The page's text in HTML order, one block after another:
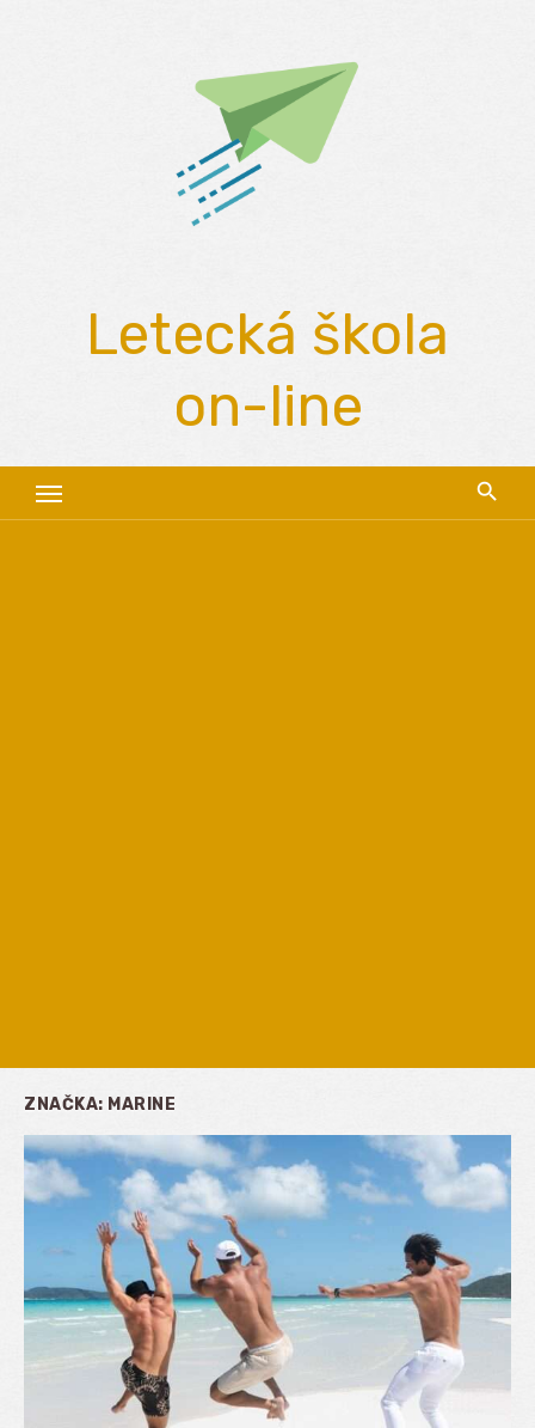
Letecká škola
on-line
ZNAČKA: MARINE